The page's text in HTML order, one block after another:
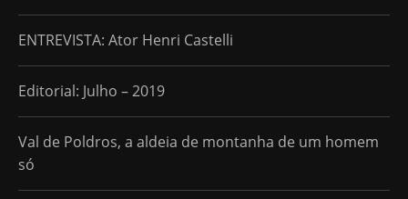
ENTREVISTA: Ator Henri Castelli
Editorial: Julho – 2019
Val de Poldros, a aldeia de montanha de um homem
só